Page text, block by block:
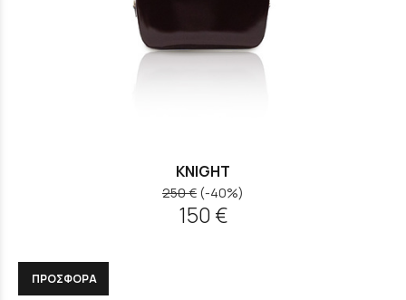
KNIGHT
250 € (-40%)
150 €
ΠΡΟΣΦΟΡΑ